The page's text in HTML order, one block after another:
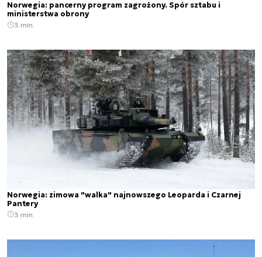
Norwegia: pancerny program zagrożony. Spór sztabu i
ministerstwa obrony
3 min.
Norwegia: zimowa "walka" najnowszego Leoparda i Czarnej
Pantery
3 min.